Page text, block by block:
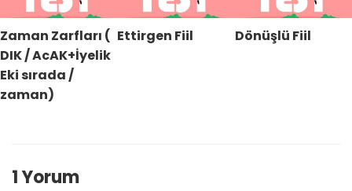
Zaman Zarfları (
DIK / AcAK+İyelik
Eki sırada /
zaman)
Ettirgen Fiil Dönüşlü Fiil
1 Yorum